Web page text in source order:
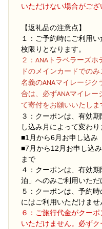
いただけない場合がござ
【返礼品の注意点】
１：ご予約時にご利用
枚限りとなります。
２ ：ANAトラベラーズ
ドのメインカードでの
名義のANAマイレージ
合は、必ずANAマイレ
て寄付をお願いいたしま
３：クーポンは、有効
し込み月によって変わり
■1月から6月お申し込
■7月から12月お申し込
まで
４：クーポンは、有効
泊」へのみご利用いただ
５：クーポンは、予約
にはご利用いただけませ
６：ご旅行代金がクー
いただけません。必ず